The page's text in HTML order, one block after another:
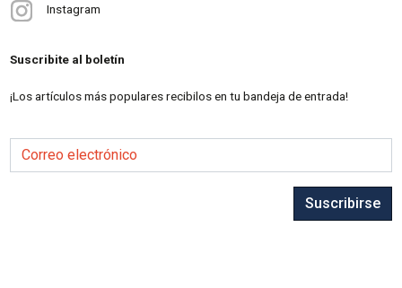
Instagram
Suscribite al boletín
¡Los artículos más populares recibilos en tu bandeja de entrada!
Correo electrónico
Suscribirse